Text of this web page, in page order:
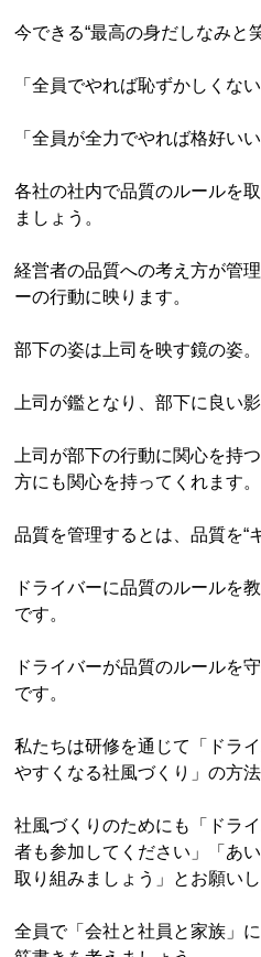
今できる“最高の身だしなみと
「全員でやれば恥ずかしくない
「全員が全力でやれば格好いい
各社の社内で品質のルールを
ましょう。
経営者の品質への考え方が管
ーの行動に映ります。
部下の姿は上司を映す鏡の姿。
上司が鑑となり、部下に良い
上司が部下の行動に関心を持
方にも関心を持ってくれます。
品質を管理するとは、品質を“
ドライバーに品質のルールを
です。
ドライバーが品質のルールを
です。
私たちは研修を通じて「ドラ
やすくなる社風づくり」の方
社風づくりのためにも「ドラ
者も参加してください」「あ
取り組みましょう」とお願いし
全員で「会社と社員と家族」